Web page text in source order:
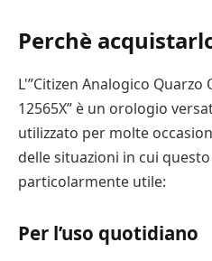
Perchè
L'”Citizen Analogico
12565X” è un orologio
utilizzato per molte
delle situazioni in cui
particolarmente utile:
Per l’uso quotidiano